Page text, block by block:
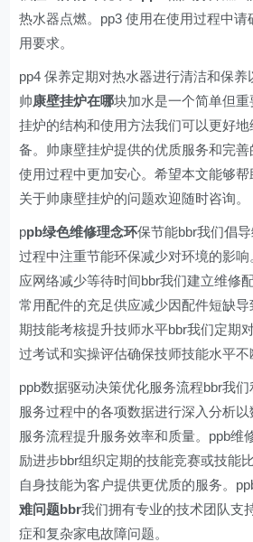
热水器点燃。pp3 使用在使用过程中
用要求。
pp4 保养定期对热水器进行清洁和保
帅康壁挂炉在哪块加水是一个简单但
挂炉的结构和使用方法我们可以更好
备。帅康壁挂炉提供的优质服务和完
使用过程中更加安心。希望本文能够
关于帅康壁挂炉的问题欢迎随时咨询。
ppb绿色维修理念环保节能bbr我们倡
过程中注重节能环保减少对环境的影
应网络减少等待时间bbr我们建立维修
常用配件的充足供应减少因配件短缺
期技能考核提升技师水平bbr我们定期
过考试和实操评估确保技师技能水平不
ppb数据驱动决策优化服务流程bbr我
服务过程中的各项数据进行深入分析
服务流程提升服务效率和质量。ppb维
励进步bbr组织定期的技能竞赛或技能
自身技能为客户提供更优质的服务。
难问题bbr我们拥有专业的技术团队支
症和复杂家电故障问题。